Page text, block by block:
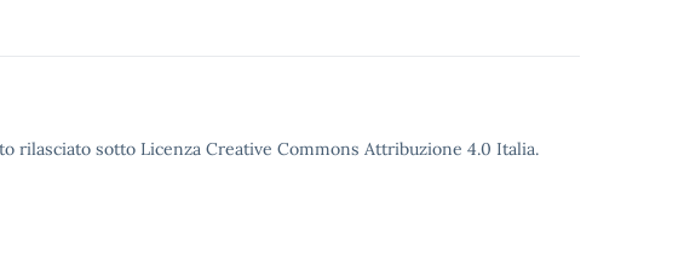
rilasciato sotto Licenza Creative Commons Attribuzione 4.0 Italia.